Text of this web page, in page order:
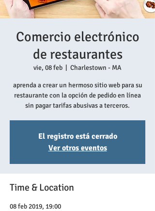
Comercio electrónico
de restaurantes
vie, 08 feb Charlestown - MA
aprenda a crear un hermoso sitio web para su
restaurante con la opción de pedido en línea
sin pagar tarifas abusivas a terceros.
El registro está cerrado
Ver otros eventos
Time & Location
08 feb 2019, 19:00